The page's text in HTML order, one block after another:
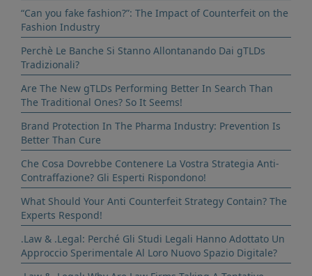
“Can you fake fashion?”: The Impact of Counterfeit on the
Fashion Industry
Perchè Le Banche Si Stanno Allontanando Dai gTLDs
Tradizionali?
Are The New gTLDs Performing Better In Search Than
The Traditional Ones? So It Seems!
Brand Protection In The Pharma Industry: Prevention Is
Better Than Cure
Che Cosa Dovrebbe Contenere La Vostra Strategia Anti-
Contraffazione? Gli Esperti Rispondono!
What Should Your Anti Counterfeit Strategy Contain? The
Experts Respond!
.Law & .Legal: Perché Gli Studi Legali Hanno Adottato Un
Approccio Sperimentale Al Loro Nuovo Spazio Digitale?